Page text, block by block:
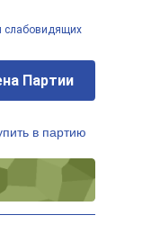
слабовидящих
Партии
в партию